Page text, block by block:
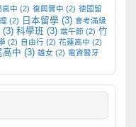
高中 (2) 復興實中 (2) 德國留
(2) 日本留學 (3) 會考滿級
(3) 科學班 (3) 端午節(2) 竹
(2) 自由行(2) 花蓮高中 (2)
高中 (3) 雄女 (2) 電資醫牙